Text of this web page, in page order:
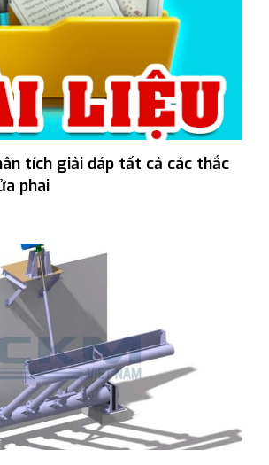
tích giải đáp tất cả các thắc
phai